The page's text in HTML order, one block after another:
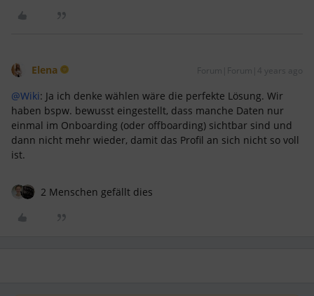
Elena Forum|Forum|4 years ago
@Wiki: Ja ich denke wählen wäre die perfekte Lösung. Wir
haben bspw. bewusst eingestellt, dass manche Daten nur
einmal im Onboarding (oder offboarding) sichtbar sind und
dann nicht mehr wieder, damit das Profil an sich nicht so voll
ist.
2 Menschen gefällt dies